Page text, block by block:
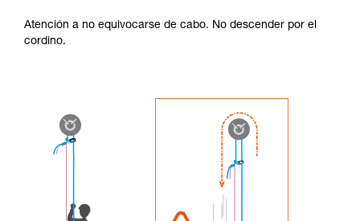
Atención a no equivocarse de cabo. No descender por el
cordino.